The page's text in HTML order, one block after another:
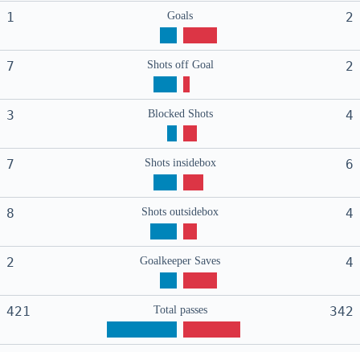
1 Goals 2
7 Shots off Goal 2
3 Blocked Shots 4
7 Shots insidebox 6
8 Shots outsidebox 4
2 Goalkeeper Saves 4
421 Total passes 342